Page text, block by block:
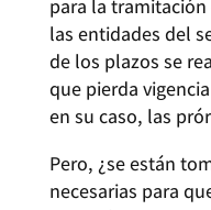
para la
las entidades del
de los plazos se
que pierda
en su caso, las
Pero, ¿se están
necesarias para